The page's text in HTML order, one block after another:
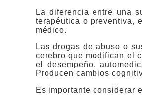
La diferencia entre una
terapéutica o preventiva,
médico.
Las drogas de abuso o
cerebro que modifican el
el desempeño,
Producen cambios
Es importante considerar